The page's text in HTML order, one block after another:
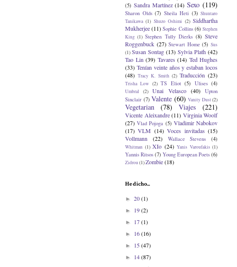
(5) Sandra Martínez (14) Sexo (119)
Sharon Olds (7) Sheila Heti (3) Shuntaro
Tanikawa (1) Shuzo Oshimi (2) Siddhartha
Mukherjee (11) Sophie Collins (6) Stephen
King (1) Stephen Tully Dierks (8) Steve
Roggenbuck (27) Stewart Home (5) Sus
(1) Susan Sontag (13) Sylvia Plath (42)
Tao Lin (39) Tavares (14) Ted Hughes
(33) Tenían veinte años y estaban locos
(48) Tracy K. Smith (2) Traducción (23)
Trisha Low (2) TS Eliot (5) Ulises (4)
Umbral (2) Unai Velasco (40)
Upton
Sinclair (7) Valente (60) Vanity Dust(2)
Vegetarian (78) Viajes (221)
Vicente Aleixandre (11) Virginia Woolf
(27) Vlad Pojoga (5) Vladimir Nabokov
(17) VLM (14) Voces invitadas (15)
Vollmann
(22) Wallace Stevens (4)
Whitman (1) XIo (24) Yanis Varoufakis (1)
Yannis Ritsos (7) Young European Poets (6)
Zidrou(1)Zombie(18)
He dicho...
► 20(1)
► 19(2)
► 17(1)
► 16(16)
► 15(47)
► 14(87)